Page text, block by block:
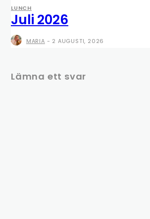
LUNCH
Juli 2026
MARIA - 2 AUGUSTI, 2026
Lämna ett svar